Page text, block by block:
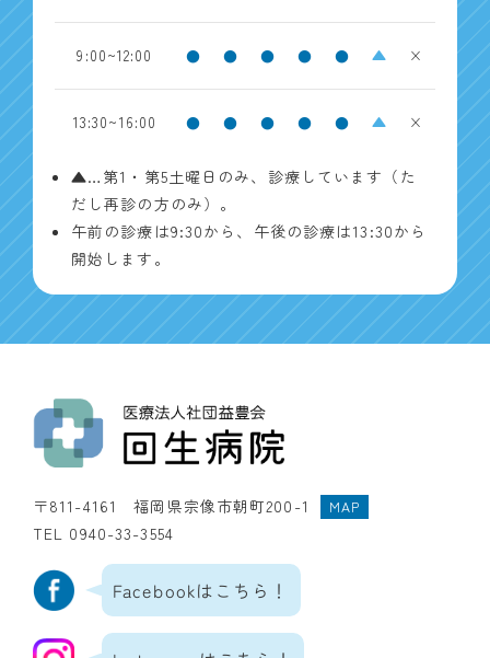
9:00~12:00 ● ● ● ● ● ▲ ×
13:30~16:00 ● ● ● ● ● ▲ ×
▲…第1・第5土曜日のみ、診療しています（た
だし再診の方のみ）。
午前の診療は9:30から、午後の診療は13:30から
開始します。
〒811-4161 福岡県宗像市朝町200-1 MAP
TEL 0940-33-3554
Facebookはこちら！